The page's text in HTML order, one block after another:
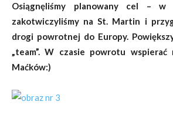
Osiągnęliśmy planowany cel – w
zakotwiczyliśmy na St. Martin i
drogi powrotnej do Europy.
„team”. W czasie powrotu wspierać
Maćków:)